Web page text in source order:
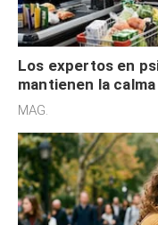
Los expertos en
mantienen la
cognitiva, gratitud
MAG.